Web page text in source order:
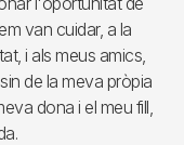
van cuidar, a la
i als meus amics,
de la meva pròpia
dona i el meu fill,